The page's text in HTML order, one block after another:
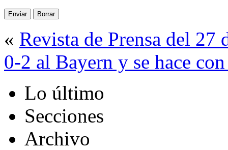
« Revista de Prensa del 27
0-2 al Bayern y se hace
Lo último
Secciones
Archivo